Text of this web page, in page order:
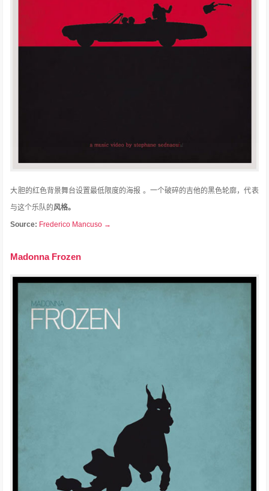
大胆的红色背景舞台设置最低限度的海报 。 一个破碎的吉他的黑色轮廓，代表
与这个乐队的风格。
Source: Frederico Mancuso →
Madonna Frozen